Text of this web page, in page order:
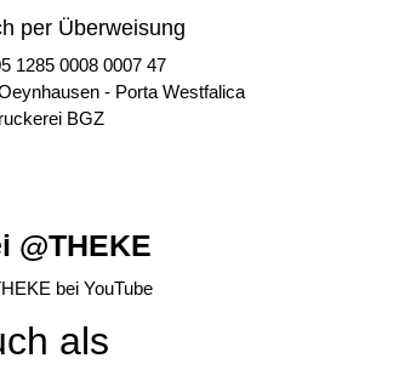
per Überweisung
1285 0008 0007 47
- Porta Westfalica
BGZ
@THEKE
als